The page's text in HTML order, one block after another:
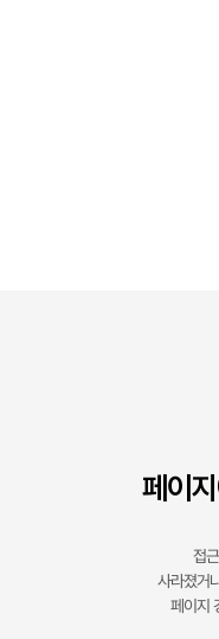
페이
접
사라졌거
페이지